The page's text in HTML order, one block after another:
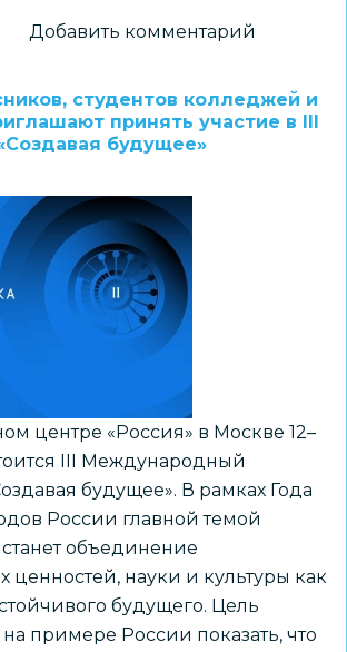
вызовы»
«Сириусе»
Добавить комментарий
студентов колледжей и
принять участие в III
будущее»
центре «Россия» в Москве 12–
III Международный
будущее». В рамках Года
России главной темой
объединение
ценностей, науки и культуры как
будущего. Цель
примере России показать, что